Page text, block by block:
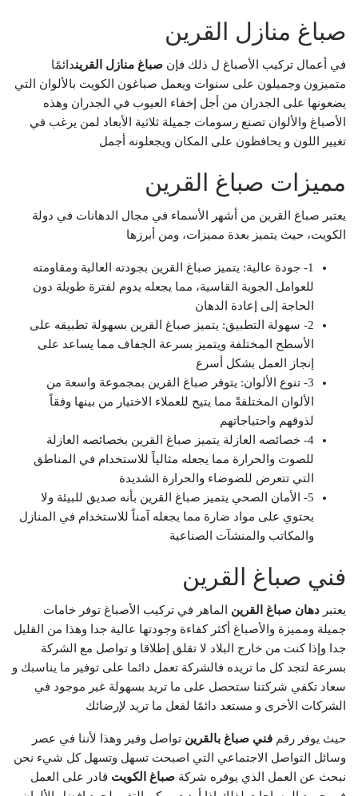
صباغ منازل القرين
في أعمال تركيب الأصباغ ل ذلك فإن صباغ منازل القريندائمًا
متميزون وجميلون على سنوات ويعمل صباغون الكويت بالألوان التي
يضعونها على الجدران من أجل إخفاء العيوب في الجدران وهذه
الأصباغ والألوان تصنع رسومات جميلة ثلاثية الأبعاد لمن يرغب في
تغيير اللون و يحافظون على المكان ويجعلونه أجمل
مميزات صباغ القرين
يعتبر صباغ القرين من أشهر الأسماء في مجال الدهانات في دولة
الكويت، حيث يتميز بعدة مميزات، ومن أبرزها
1- جودة عالية: يتميز صباغ القرين بجودته العالية ومقاومته
للعوامل الجوية القاسية، مما يجعله يدوم لفترة طويلة دون
الحاجة إلى إعادة الدهان
2- سهولة التطبيق: يتميز صباغ القرين بسهولة تطبيقه على
الأسطح المختلفة ويتميز بسرعة الجفاف مما يساعد على
إنجاز العمل بشكل أسرع
3- تنوع الألوان: يتوفر صباغ القرين بمجموعة واسعة من
الألوان المختلفةً مما يتيح للعملاء الاختيار من بينها وفقاً
لذوقهم واحتياجاتهم
4- خصائصه العازلة يتميز صباغ القرين بخصائصه العازلة
للصوت والحرارة مما يجعله مثالياً للاستخدام في المناطق
التي تتعرض للضوضاء والحرارة الشديدة
5- الأمان الصحي يتميز صباغ القرين بأنه صديق للبيئة ولا
يحتوي على مواد ضارة مما يجعله آمناً للاستخدام في المنازل
والمكاتب والمنشآت الصناعية
فني صباغ القرين
يعتبر دهان صباغ القرين الماهر في تركيب الأصباغ توفر خامات
جميلة ومميزة والأصباغ أكثر كفاءة وجودتها عالية جدا وهذا من القليل
جدا وإذا كنت من خارج البلاد لا تقلق إطلاقا و تواصل مع الشركة
بسرعة لتجد كل ما تريده فالشركة تعمل دائما على توفير ما يناسبك و
سعاد تكفي شركتنا ستحصل على ما تريد بسهولة غير موجود في
الشركات الأخرى و مستعد دائمًا لفعل ما تريد لإرضائك
حيث يوفر رقم فني صباغ بالقرين تواصل وفير وهذا لأننا في عصر
وسائل التواصل الاجتماعي التي اصبحت تسهل وتسهل كل شيء نحن
نبحث عن العمل الذي يوفره شركة صباغ الكويت قادر على العمل